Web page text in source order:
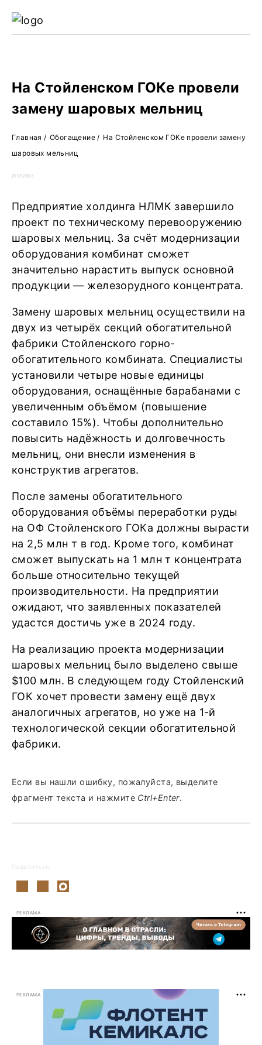
На Стойленском ГОКе провели
замену шаровых мельниц
Главная / Обогащение/ На Стойленском ГОКе провели замену
шаровых мельниц
21.12.2023
Предприятие холдинга НЛМК завершило
проект по техническому перевооружению
шаровых мельниц. За счёт модернизации
оборудования комбинат сможет
значительно нарастить выпуск основной
продукции — железорудного концентрата.
Замену шаровых мельниц осуществили на
двух из четырёх секций обогатительной
фабрики Стойленского горно-
обогатительного комбината. Специалисты
установили четыре новые единицы
оборудования, оснащённые барабанами с
увеличенным объёмом (повышение
составило 15%). Чтобы дополнительно
повысить надёжность и долговечность
мельниц, они внесли изменения в
конструктив агрегатов.
После замены обогатительного
оборудования объёмы переработки руды
на ОФ Стойленского ГОКа должны вырасти
на 2,5 млн т в год. Кроме того, комбинат
сможет выпускать на 1 млн т концентрата
больше относительно текущей
производительности. На предприятии
ожидают, что заявленных показателей
удастся достичь уже в 2024 году.
На реализацию проекта модернизации
шаровых мельниц было выделено свыше
$100 млн. В следующем году Стойленский
ГОК хочет провести замену ещё двух
аналогичных агрегатов, но уже на 1-й
технологической секции обогатительной
фабрики.
Если вы нашли ошибку, пожалуйста, выделите
фрагмент текста и нажмите Ctrl+Enter.
Поделиться:
РЕКЛАМА
РЕКЛАМА